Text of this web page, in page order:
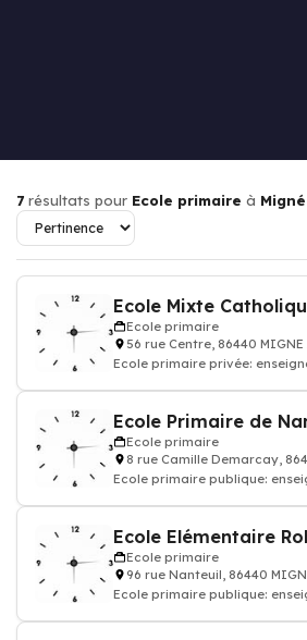
7 résultats pour Ecole primaire à
Ecole Mixte
Ecole primaire
56 rue Centre, 86440 MIGNE
Ecole primaire privée:
Ecole Primaire de
Ecole primaire
8 rue Camille Demarcay,
Ecole primaire publique:
Ecole Elémentaire
Ecole primaire
96 rue Nanteuil, 86440
Ecole primaire publique: